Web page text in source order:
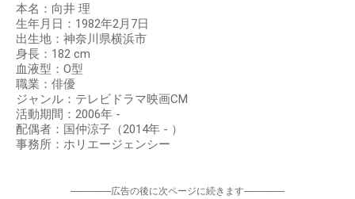
本名：向井 理
生年月日：1982年2月7日
出生地：神奈川県横浜市
身長：182 cm
血液型：O型
職業：俳優
ジャンル：テレビドラマ映画CM
活動期間：2006年 -
配偶者：国仲涼子（2014年 - ）
事務所：ホリエージェンシー
-----------------広告の後に次ページに続きます-----------------